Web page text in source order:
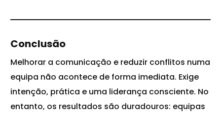
Conclusão
Melhorar a comunicação e reduzir conflitos numa
equipa não acontece de forma imediata. Exige
intenção, prática e uma liderança consciente. No
entanto, os resultados são duradouros: equipas